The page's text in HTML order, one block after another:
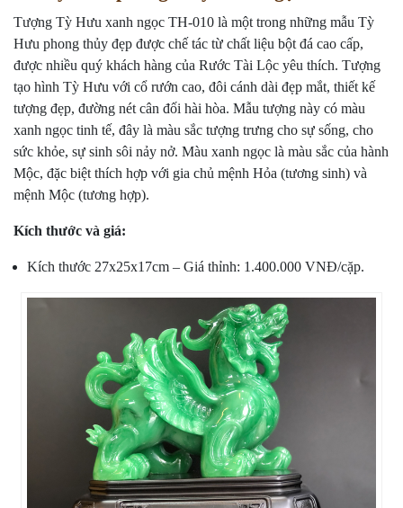
Tượng Tỳ Hưu xanh ngọc TH-010 là một trong những mẫu Tỳ
Hưu phong thủy đẹp được chế tác từ chất liệu bột đá cao cấp,
được nhiều quý khách hàng của Rước Tài Lộc yêu thích. Tượng
tạo hình Tỳ Hưu với cổ rướn cao, đôi cánh dài đẹp mắt, thiết kế
tượng đẹp, đường nét cân đối hài hòa. Mẫu tượng này có màu
xanh ngọc tinh tế, đây là màu sắc tượng trưng cho sự sống, cho
sức khỏe, sự sinh sôi nảy nở. Màu xanh ngọc là màu sắc của hành
Mộc, đặc biệt thích hợp với gia chủ mệnh Hỏa (tương sinh) và
mệnh Mộc (tương hợp).
Kích thước và giá:
Kích thước 27x25x17cm – Giá thỉnh: 1.400.000 VNĐ/cặp.